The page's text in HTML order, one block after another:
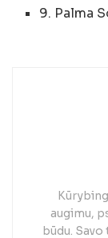
9. Palma
augimu,
būdu.